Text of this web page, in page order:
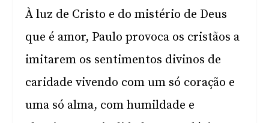
À luz de Cristo e do mistério de Deus
que é amor, Paulo provoca os cristãos a
imitarem os sentimentos divinos de
caridade vivendo com um só coração e
uma só alma, com humildade e